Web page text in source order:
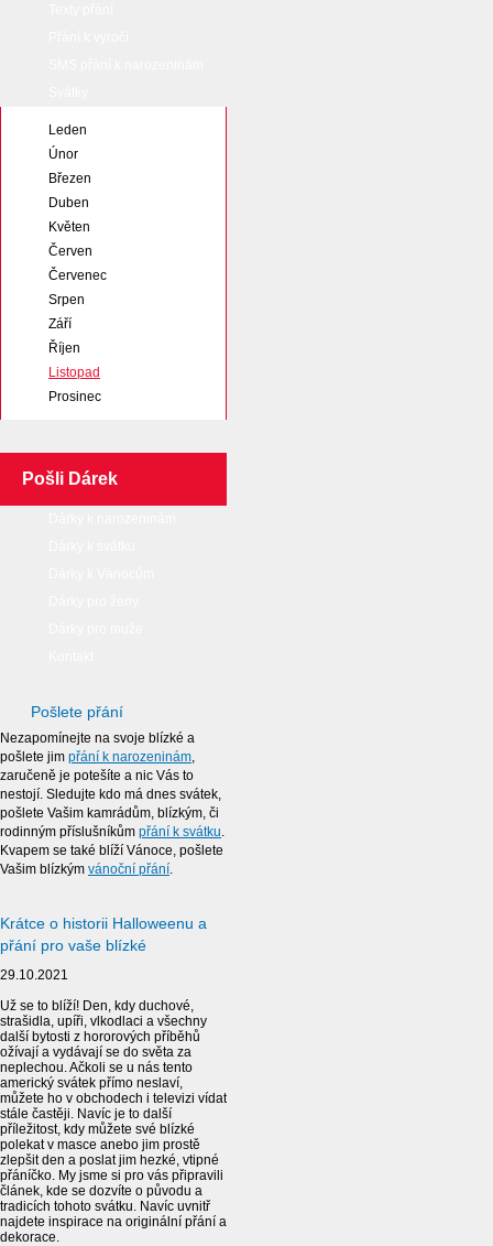
Leden
Únor
Březen
Duben
Květen
Červen
Červenec
Srpen
Září
Říjen
Listopad
Prosinec
Pošli Dárek
Pošlete přání
Nezapomínejte na svoje blízké a
pošlete jim přání k narozeninám,
zaručeně je potešíte a nic Vás to
nestojí. Sledujte kdo má dnes svátek,
pošlete Vašim kamrádům, blízkým, či
rodinným příslušníkům přání k svátku.
Kvapem se také blíží Vánoce, pošlete
Vašim blízkým vánoční přání.
Krátce o historii Halloweenu a
přání pro vaše blízké
29.10.2021
Už se to blíží! Den, kdy duchové,
strašidla, upíři, vlkodlaci a všechny
další bytosti z hororových příběhů
ožívají a vydávají se do světa za
neplechou. Ačkoli se u nás tento
americký svátek přímo neslaví,
můžete ho v obchodech i televizi vídat
stále častěji. Navíc je to další
příležitost, kdy můžete své blízké
polekat v masce anebo jim prostě
zlepšit den a poslat jim hezké, vtipné
přáníčko. My jsme si pro vás připravili
článek, kde se dozvíte o původu a
tradicích tohoto svátku. Navíc uvnitř
najdete inspirace na originální přání a
dekorace.